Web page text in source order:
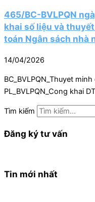
465/BC-BVLPQN
khai số liệu và
toán Ngân sách nhà
14/04/2026
BC_BVLPQN_Thuyet
PL_BVLPQN_Cong khai
Tìm kiếm
Đăng ký tư vấn
Tin mới nhất